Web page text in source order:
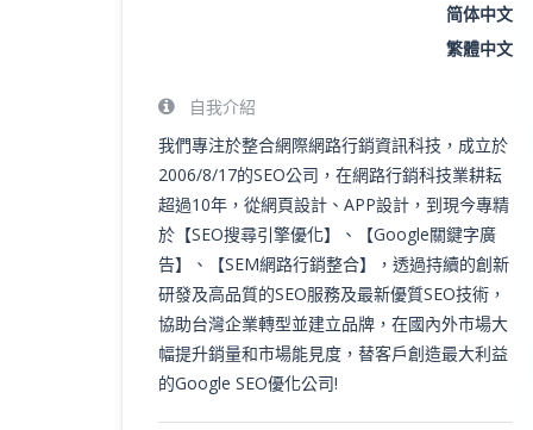
简体中文
繁體中文
自我介紹
我們專注於整合網際網路行銷資訊科技，成立於
2006/8/17的SEO公司，在網路行銷科技業耕耘
超過10年，從網頁設計、APP設計，到現今專精
於【SEO搜尋引擎優化】、【Google關鍵字廣
告】、【SEM網路行銷整合】，透過持續的創新
研發及高品質的SEO服務及最新優質SEO技術，
協助台灣企業轉型並建立品牌，在國內外市場大
幅提升銷量和市場能見度，替客戶創造最大利益
的Google SEO優化公司!